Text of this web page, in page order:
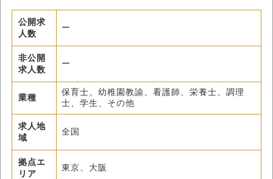
公開求
人数
ー
非公開
求人数
ー
業種
保育士、幼稚園教諭、看護師、栄養士、調理
士、学生、その他
求人地
域
全国
拠点エ
リア
東京、大阪